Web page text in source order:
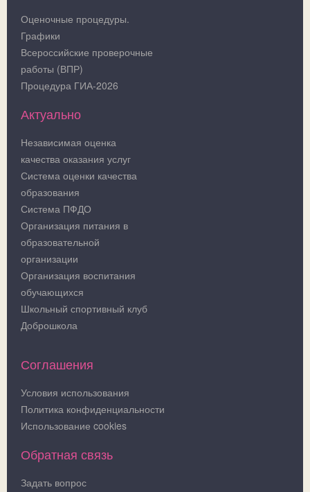
Оценочные процедуры.
Графики
Всероссийские проверочные
работы (ВПР)
Процедура ГИА-2026
Актуально
Независимая оценка
качества оказания услуг
Система оценки качества
образования
Система ПФДО
Организация питания в
образовательной
организации
Организация воспитания
обучающихся
Школьный спортивный клуб
Доброшкола
Соглашения
Условия использования
Политика конфиденциальности
Использование cookies
Обратная связь
Задать вопрос